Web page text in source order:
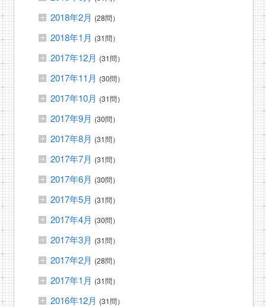
2018年2月 (28問）
2018年1月 (31問）
2017年12月 (31問）
2017年11月 (30問）
2017年10月 (31問）
2017年9月 (30問）
2017年8月 (31問）
2017年7月 (31問）
2017年6月 (30問）
2017年5月 (31問）
2017年4月 (30問）
2017年3月 (31問）
2017年2月 (28問）
2017年1月 (31問）
2016年12月 (31問）